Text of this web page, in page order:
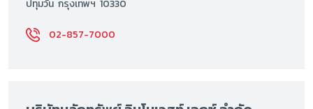
ปทุมวัน กรุงเทพฯ 10330
02-857-7000